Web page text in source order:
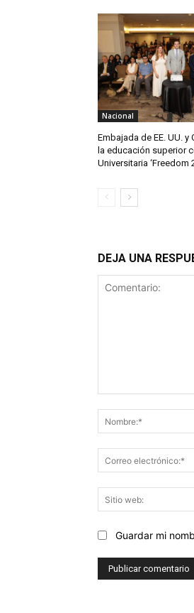
Nacional
Embajada de EE. UU. y
la educación superior
Universitaria ‘Freedom
DEJA UNA
Guardar mi